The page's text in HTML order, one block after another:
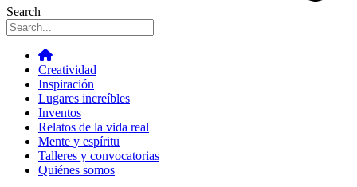
Search
Creatividad
Inspiración
Lugares increíbles
Inventos
Relatos de la vida real
Mente y espíritu
Talleres y convocatorias
Quiénes somos